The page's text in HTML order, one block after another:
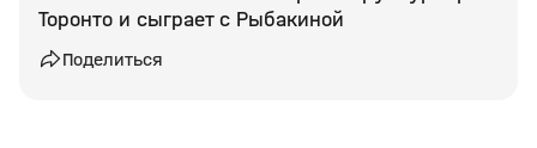
Торонто и сыграет с Рыбакиной
Поделиться